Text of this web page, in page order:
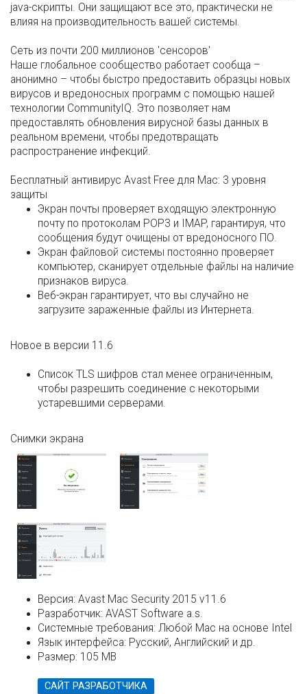
java-скрипты. Они защищают все это, практически не
влияя на производительность вашей системы.
Сеть из почти 200 миллионов 'сенсоров'
Наше глобальное сообщество работает сообща –
анонимно – чтобы быстро предоставить образцы новых
вирусов и вредоносных программ с помощью нашей
технологии CommunityIQ. Это позволяет нам
предоставлять обновления вирусной базы данных в
реальном времени, чтобы предотвращать
распространение инфекций.
Бесплатный антивирус Avast Free для Mac: 3 уровня
защиты
Экран почты проверяет входящую электронную
почту по протоколам POP3 и IMAP, гарантируя, что
сообщения будут очищены от вредоносного ПО.
Экран файловой системы постоянно проверяет
компьютер, сканирует отдельные файлы на наличие
признаков вируса.
Веб-экран гарантирует, что вы случайно не
загрузите зараженные файлы из Интернета.
Новое в версии 11.6
Список TLS шифров стал менее ограниченным,
чтобы разрешить соединение с некоторыми
устаревшими серверами.
Снимки экрана
Версия: Avast Mac Security 2015 v11.6
Разработчик: AVAST Software a.s.
Системные требования: Любой Мас на основе Intel
Язык интерфейса: Русский, Английский и др.
Размер: 105 MB
САЙТ РАЗРАБОТЧИКА